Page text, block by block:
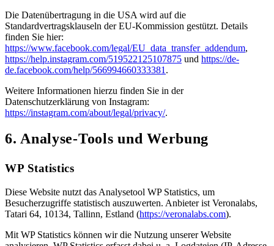
Die Datenübertragung in die USA wird auf die
Standardvertragsklauseln der EU-Kommission gestützt. Details
finden Sie hier:
https://www.facebook.com/legal/EU_data_transfer_addendum,
https://help.instagram.com/519522125107875 und https://de-
de.facebook.com/help/566994660333381 .
Weitere Informationen hierzu finden Sie in der
Datenschutzerklärung von Instagram:
https://instagram.com/about/legal/privacy/.
6. Analyse-Tools und Werbung
WP Statistics
Diese Website nutzt das Analysetool WP Statistics, um
Besucherzugriffe statistisch auszuwerten. Anbieter ist Veronalabs,
Tatari 64, 10134, Tallinn, Estland (https://veronalabs.com).
Mit WP Statistics können wir die Nutzung unserer Website